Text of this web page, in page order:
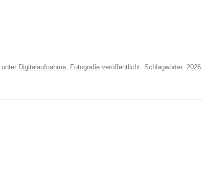
unter Digitalaufnahme, Fotografie veröffentlicht. Schlagwörter: 2026,